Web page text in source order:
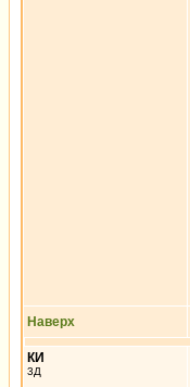
Наверх
КИ
3Д